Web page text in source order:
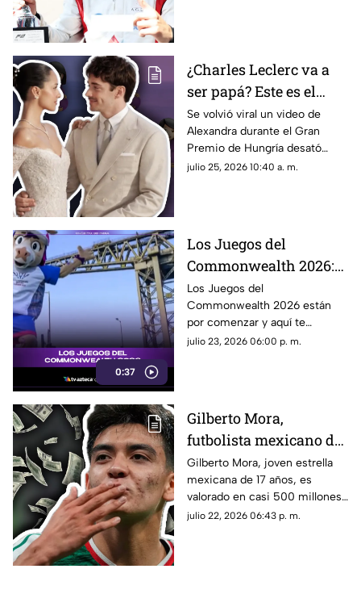
¿Charles Leclerc va a
ser papá? Este es el
VIDEO que desató
rumores sobre el
embarazo de
Alexandra; así fue
Hungría
Se volvió viral un video de
Alexandra durante el Gran
Premio de Hungría desató
rumores sobre un embarazo.
julio 25, 2026 10:40 a. m.
0:37
Los Juegos del
Commonwealth 2026:
qué son, fechas y de qué
se trata
Los Juegos del
Commonwealth 2026 están
por comenzar y aquí te
contamos qué son, cuándo se
julio 23, 2026 06:00 p. m.
Gilberto Mora,
futbolista mexicano de
17 años de edad, es
valorado en casi 500
millones tras la Copa
Mundial de la FIFA
Gilberto Mora, joven estrella
mexicana de 17 años, es
valorado en casi 500 millones
tras la Copa Mundial de la FIFA
julio 22, 2026 06:43 p. m.